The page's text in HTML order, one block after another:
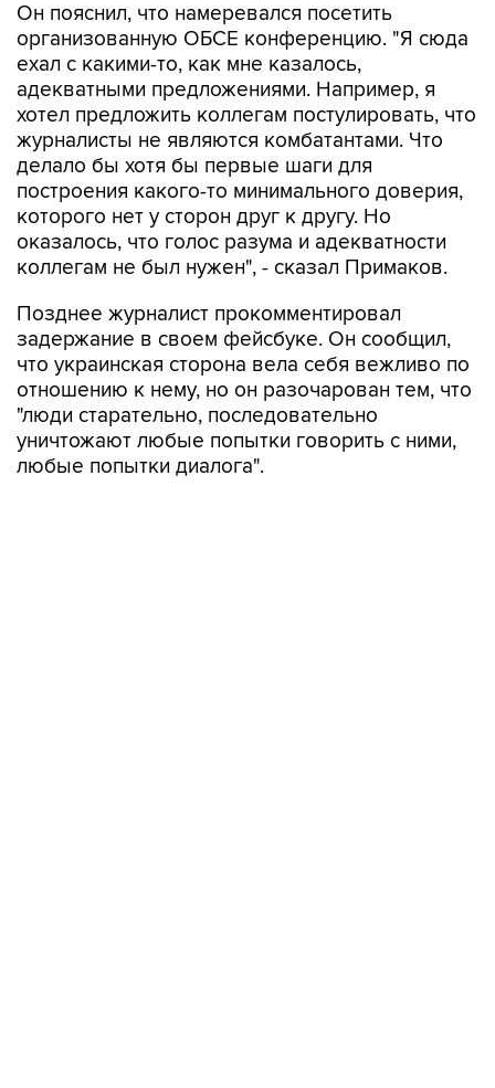
Он пояснил, что намеревался посетить
организованную ОБСЕ конференцию. "Я сюда
ехал с какими-то, как мне казалось,
адекватными предложениями. Например, я
хотел предложить коллегам постулировать, что
журналисты не являются комбатантами. Что
делало бы хотя бы первые шаги для
построения какого-то минимального доверия,
которого нет у сторон друг к другу. Но
оказалось, что голос разума и адекватности
коллегам не был нужен", - сказал Примаков.
Позднее журналист прокомментировал
задержание в своем фейсбуке. Он сообщил,
что украинская сторона вела себя вежливо по
отношению к нему, но он разочарован тем, что
"люди старательно, последовательно
уничтожают любые попытки говорить с ними,
любые попытки диалога".